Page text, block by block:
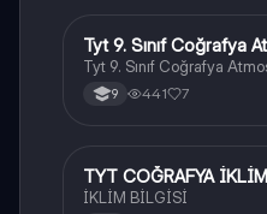
Coğrafya
Tyt 9. Sınıf Coğrafya
Tyt 9. Sınıf Coğrafya
9 441 7
Coğrafya
TYT COĞRAFYA
İKLİM BİLGİSİ